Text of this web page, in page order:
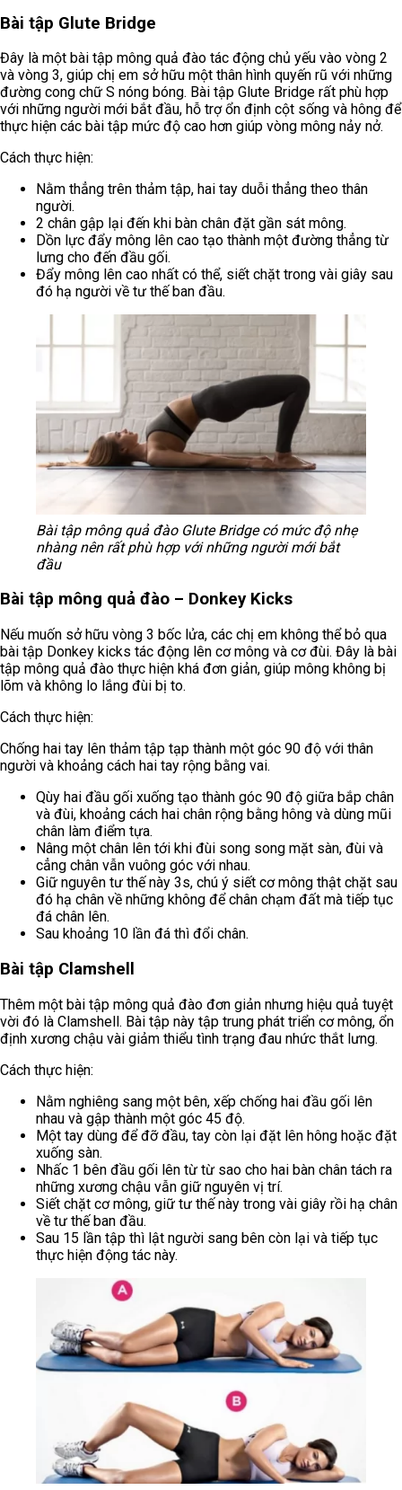
Bài tập Glute Bridge
Đây là một bài tập mông quả đào tác động chủ yếu vào vòng 2
và vòng 3, giúp chị em sở hữu một thân hình quyến rũ với những
đường cong chữ S nóng bóng. Bài tập Glute Bridge rất phù hợp
với những người mới bắt đầu, hỗ trợ ổn định cột sống và hông để
thực hiện các bài tập mức độ cao hơn giúp vòng mông nảy nở.
Cách thực hiện:
Nằm thẳng trên thảm tập, hai tay duỗi thẳng theo thân
người.
2 chân gập lại đến khi bàn chân đặt gần sát mông.
Dồn lực đẩy mông lên cao tạo thành một đường thẳng từ
lưng cho đến đầu gối.
Đẩy mông lên cao nhất có thể, siết chặt trong vài giây sau
đó hạ người về tư thế ban đầu.
Bài tập mông quả đào Glute Bridge có mức độ nhẹ
nhàng nên rất phù hợp với những người mới bắt
đầu
Bài tập mông quả đào – Donkey Kicks
Nếu muốn sở hữu vòng 3 bốc lửa, các chị em không thể bỏ qua
bài tập Donkey kicks tác động lên cơ mông và cơ đùi. Đây là bài
tập mông quả đào thực hiện khá đơn giản, giúp mông không bị
lõm và không lo lắng đùi bị to.
Cách thực hiện:
Chống hai tay lên thảm tập tạp thành một góc 90 độ với thân
người và khoảng cách hai tay rộng bằng vai.
Qùy hai đầu gối xuống tạo thành góc 90 độ giữa bắp chân
và đùi, khoảng cách hai chân rộng bằng hông và dùng mũi
chân làm điểm tựa.
Nâng một chân lên tới khi đùi song song mặt sàn, đùi và
cẳng chân vẫn vuông góc với nhau.
Giữ nguyên tư thế này 3s, chú ý siết cơ mông thật chặt sau
đó hạ chân về những không để chân chạm đất mà tiếp tục
đá chân lên.
Sau khoảng 10 lần đá thì đổi chân.
Bài tập Clamshell
Thêm một bài tập mông quả đào đơn giản nhưng hiệu quả tuyệt
vời đó là Clamshell. Bài tập này tập trung phát triển cơ mông, ổn
định xương chậu vài giảm thiểu tình trạng đau nhức thắt lưng.
Cách thực hiện:
Nằm nghiêng sang một bên, xếp chống hai đầu gối lên
nhau và gập thành một góc 45 độ.
Một tay dùng để đỡ đầu, tay còn lại đặt lên hông hoặc đặt
xuống sàn.
Nhấc 1 bên đầu gối lên từ từ sao cho hai bàn chân tách ra
những xương chậu vẫn giữ nguyên vị trí.
Siết chặt cơ mông, giữ tư thế này trong vài giây rồi hạ chân
về tư thế ban đầu.
Sau 15 lần tập thì lật người sang bên còn lại và tiếp tục
thực hiện động tác này.